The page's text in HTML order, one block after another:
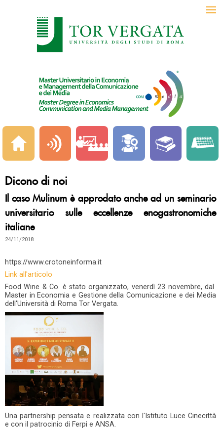
Dicono di noi
Il caso Mulinum è approdato anche ad un seminario
universitario sulle eccellenze enogastronomiche
italiane
24/11/2018
https://www.crotoneinforma.it
Link all'articolo
Food Wine & Co. è stato organizzato, venerdì 23 novembre, dal
Master in Economia e Gestione della Comunicazione e dei Media
dell'Università di Roma Tor Vergata.
Una partnership pensata e realizzata con l'Istituto Luce Cinecittà
e con il patrocinio di Ferpi e ANSA.